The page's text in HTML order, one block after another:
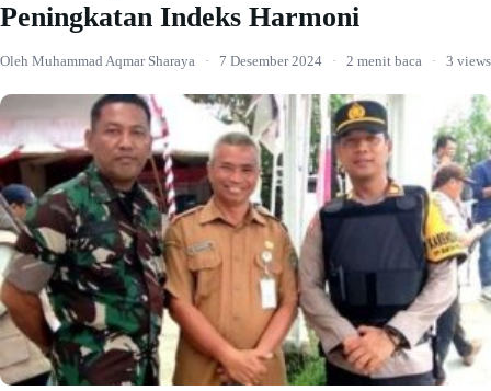
Peningkatan Indeks Harmoni
Oleh Muhammad Aqmar Sharaya · 7 Desember 2024 · 2 menit baca · 3 views